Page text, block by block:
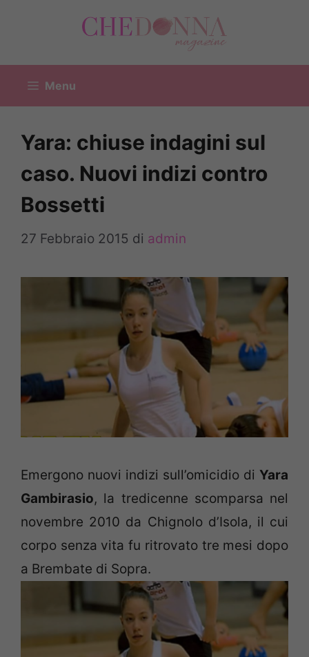
Menu
Yara: chiuse indagini sul
caso. Nuovi indizi contro
Bossetti
27 Febbraio 2015 di admin
Emergono nuovi indizi sull’omicidio di Yara
Gambirasio, la tredicenne scomparsa nel
novembre 2010 da Chignolo d’Isola, il cui
corpo senza vita fu ritrovato tre mesi dopo
a Brembate di Sopra.